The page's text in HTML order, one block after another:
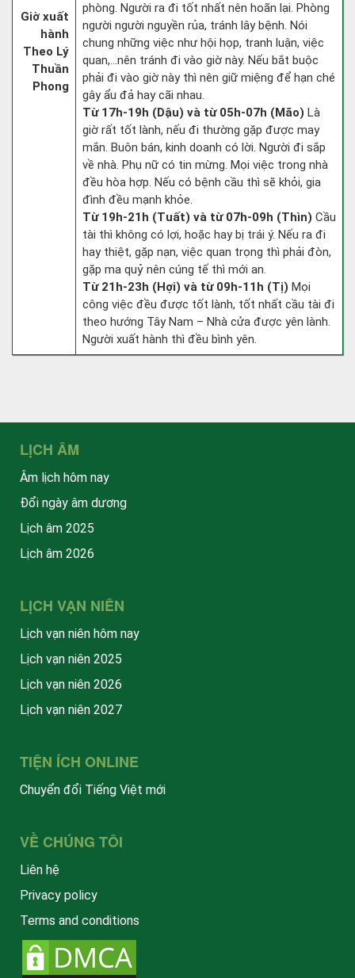
Giờ xuất
hành
Theo Lý
Thuần
Phong
phòng. Người ra đi tốt nhất nên hoãn lại. Phòng
người người nguyền rủa, tránh lây bệnh. Nói
chung những việc như hội họp, tranh luận, việc
quan,…nên tránh đi vào giờ này. Nếu bắt buộc
phải đi vào giờ này thì nên giữ miệng để hạn ché
gây ẩu đả hay cãi nhau.
Từ 17h-19h (Dậu) và từ 05h-07h (Mão) Là
giờ rất tốt lành, nếu đi thường gặp được may
mắn. Buôn bán, kinh doanh có lời. Người đi sắp
về nhà. Phụ nữ có tin mừng. Mọi việc trong nhà
đều hòa hợp. Nếu có bệnh cầu thì sẽ khỏi, gia
đình đều mạnh khỏe.
Từ 19h-21h (Tuất) và từ 07h-09h (Thìn) Cầu
tài thì không có lợi, hoặc hay bị trái ý. Nếu ra đi
hay thiệt, gặp nạn, việc quan trọng thì phải đòn,
gặp ma quỷ nên cúng tế thì mới an.
Từ 21h-23h (Hợi) và từ 09h-11h (Tị) Mọi
công việc đều được tốt lành, tốt nhất cầu tài đi
theo hướng Tây Nam – Nhà cửa được yên lành.
Người xuất hành thì đều bình yên.
LỊCH ÂM
Âm lịch hôm nay
Đổi ngày âm dương
Lịch âm 2025
Lịch âm 2026
LỊCH VẠN NIÊN
Lịch vạn niên hôm nay
Lịch vạn niên 2025
Lịch vạn niên 2026
Lịch vạn niên 2027
TIỆN ÍCH ONLINE
Chuyển đổi Tiếng Việt mới
VỀ CHÚNG TÔI
Liên hệ
Privacy policy
Terms and conditions